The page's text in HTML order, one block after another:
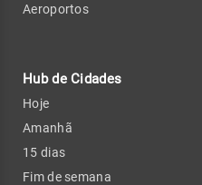
Aeroportos
Hub de Cidades
Hoje
Amanhã
15 dias
Fim de semana